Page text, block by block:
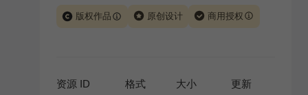
版权作品 原创设计 商用授权
版权声明
条款，禁止任何形式的转让、出售或出租，未
资源 ID 格式 大小 更新